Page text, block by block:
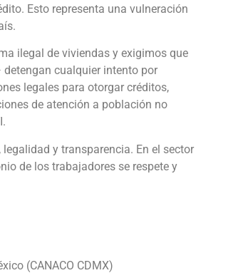
Esto representa una vulneración
ilegal de viviendas y exigimos que
cualquier intento por
legales para otorgar créditos,
de atención a población no
y transparencia. En el sector
de los trabajadores se respete y
(CANACO CDMX)